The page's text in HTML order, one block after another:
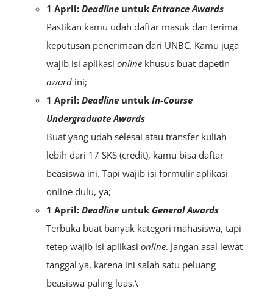
1 April: Deadline untuk Entrance Awards
Pastikan kamu udah daftar masuk dan terima
keputusan penerimaan dari UNBC. Kamu juga
wajib isi aplikasi online khusus buat dapetin
award ini;
1 April: Deadline untuk In-Course
Undergraduate Awards
Buat yang udah selesai atau transfer kuliah
lebih dari 17 SKS (credit), kamu bisa daftar
beasiswa ini. Tapi wajib isi formulir aplikasi
online dulu, ya;
1 April: Deadline untuk General Awards
Terbuka buat banyak kategori mahasiswa, tapi
tetep wajib isi aplikasi online. Jangan asal lewat
tanggal ya, karena ini salah satu peluang
beasiswa paling luas.\